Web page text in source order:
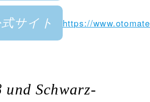
サイト https://
und Schwarz-